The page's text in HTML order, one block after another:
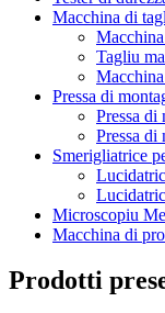
Macchina di
Tagliu
Pressa di
Pressa di
Pressa di
Smerigliatrice
Microscopiu
Macchina di
Prodotti